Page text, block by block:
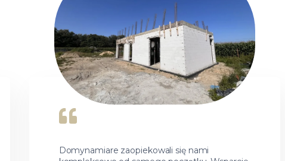
Domynamiare zaopiekowali się nami